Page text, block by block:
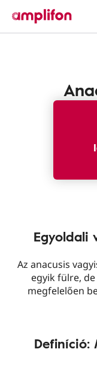
Egyoldali
Az anacusis
egyik fülre,
megfelelően
Definíció: